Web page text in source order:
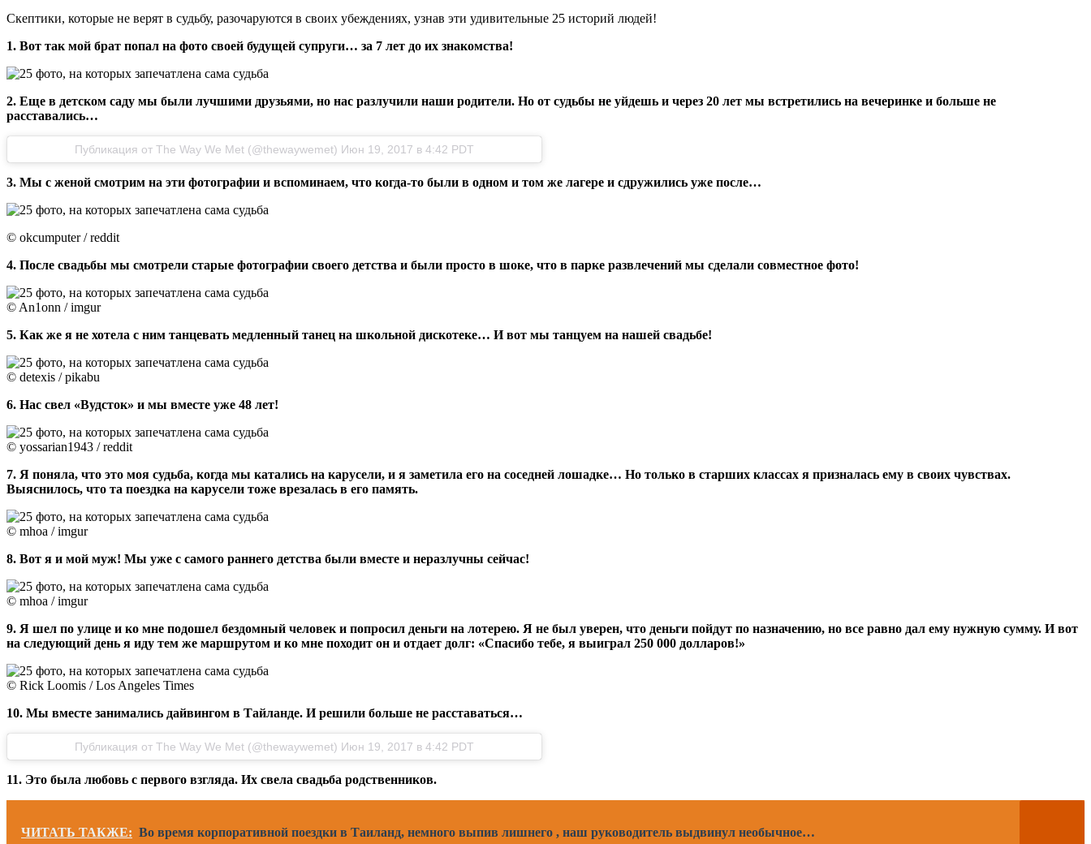
Скептики, которые не верят в судьбу, разочаруются в своих убеждениях, узнав эти удивительные 25 историй людей!
1. Вот так мой брат попал на фото своей будущей супруги… за 7 лет до их знакомства!
2. Еще в детском саду мы были лучшими друзьями, но нас разлучили наши родители. Но от судьбы не уйдешь и через 20 лет мы встретились на вечеринке и больше не
расставались…
Публикация от The Way We Met (@thewaywemet) Июн 19, 2017 в 4:42 PDT
3. Мы с женой смотрим на эти фотографии и вспоминаем, что когда-то были в одном и том же лагере и сдружились уже после…
© okcumputer / reddit
4. После свадьбы мы смотрели старые фотографии своего детства и были просто в шоке, что в парке развлечений мы сделали совместное фото!
© An1onn / imgur
5. Как же я не хотела с ним танцевать медленный танец на школьной дискотеке… И вот мы танцуем на нашей свадьбе!
© detexis / pikabu
6. Нас свел «Вудсток» и мы вместе уже 48 лет!
© yossarian1943 / reddit
7. Я поняла, что это моя судьба, когда мы катались на карусели, и я заметила его на соседней лошадке… Но только в старших классах я призналась ему в своих чувствах.
Выяснилось, что та поездка на карусели тоже врезалась в его память.
© mhoa / imgur
8. Вот я и мой муж! Мы уже с самого раннего детства были вместе и неразлучны сейчас!
© mhoa / imgur
9. Я шел по улице и ко мне подошел бездомный человек и попросил деньги на лотерею. Я не был уверен, что деньги пойдут по назначению, но все равно дал ему нужную сумму. И вот
на следующий день я иду тем же маршрутом и ко мне походит он и отдает долг: «Спасибо тебе, я выиграл 250 000 долларов!»
© Rick Loomis / Los Angeles Times
10. Мы вместе занимались дайвингом в Тайланде. И решили больше не расставаться…
Публикация от The Way We Met (@thewaywemet) Июн 19, 2017 в 4:42 PDT
11. Это была любовь с первого взгляда. Их свела свадьба родственников.
ЧИТАТЬ ТАКЖЕ: Во время корпоративной поездки в Таиланд, немного выпив лишнего , наш руководитель выдвинул необычное…